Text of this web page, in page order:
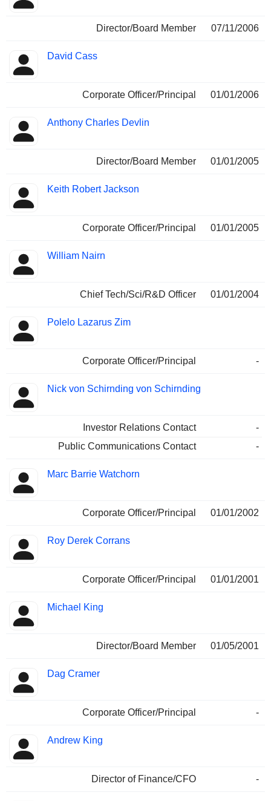
Director/Board Member 07/11/2006
David Cass
Corporate Officer/Principal 01/01/2006
Anthony Charles Devlin
Director/Board Member 01/01/2005
Keith Robert Jackson
Corporate Officer/Principal 01/01/2005
William Nairn
Chief Tech/Sci/R&D Officer 01/01/2004
Polelo Lazarus Zim
Corporate Officer/Principal -
Nick von Schirnding von Schirnding
Investor Relations Contact
-
Public Communications Contact
-
Marc Barrie Watchorn
Corporate Officer/Principal 01/01/2002
Roy Derek Corrans
Corporate Officer/Principal 01/01/2001
Michael King
Director/Board Member 01/05/2001
Dag Cramer
Corporate Officer/Principal -
Andrew King
Director of Finance/CFO -